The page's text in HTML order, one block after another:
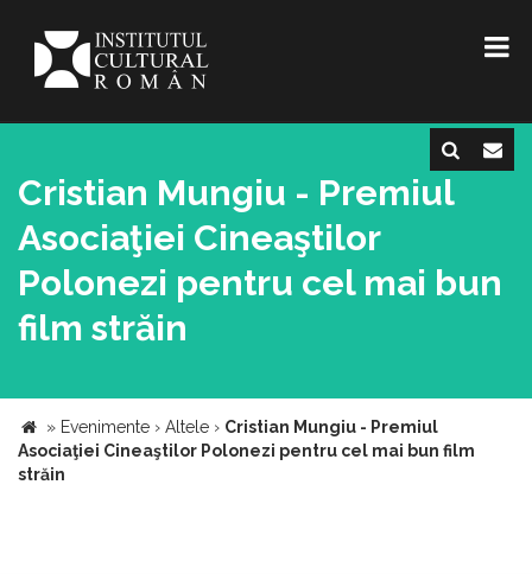
Cristian Mungiu - Premiul
Asociaţiei Cineaştilor
Polonezi pentru cel mai bun
film străin
» Evenimente › Altele › Cristian Mungiu - Premiul
Asociaţiei Cineaştilor Polonezi pentru cel mai bun film
străin